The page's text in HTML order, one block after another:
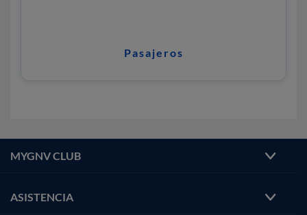
Pasajeros
MYGNV CLUB
ASISTENCIA